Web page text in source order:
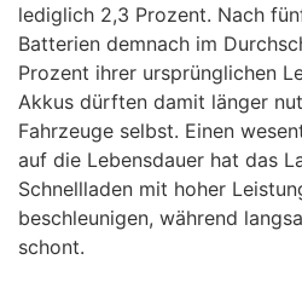
lediglich 2,3 Prozent. Nach
Batterien demnach im
Prozent ihrer ursprünglichen
Akkus dürften damit länger
Fahrzeuge selbst. Einen
auf die Lebensdauer hat das
Schnellladen mit hoher
beschleunigen, während
schont.